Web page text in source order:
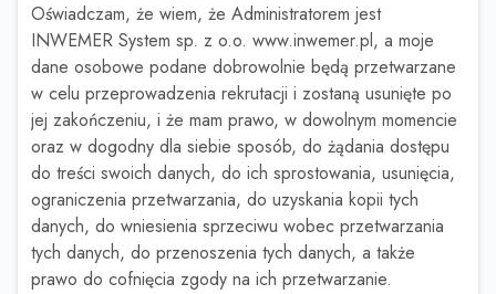
Oświadczam, że wiem, że Administratorem jest
INWEMER System sp. z o.o. www.inwemer.pl, a moje
dane osobowe podane dobrowolnie będą przetwarzane
w celu przeprowadzenia rekrutacji i zostaną usunięte po
jej zakończeniu, i że mam prawo, w dowolnym momencie
oraz w dogodny dla siebie sposób, do żądania dostępu
do treści swoich danych, do ich sprostowania, usunięcia,
ograniczenia przetwarzania, do uzyskania kopii tych
danych, do wniesienia sprzeciwu wobec przetwarzania
tych danych, do przenoszenia tych danych, a także
prawo do cofnięcia zgody na ich przetwarzanie.